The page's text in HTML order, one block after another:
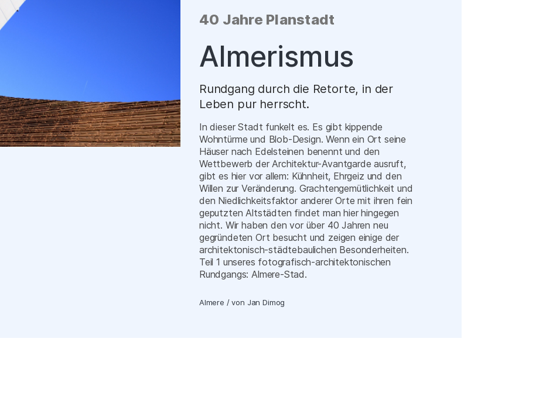
40 Jahre Planstadt
Almerismus
Rundgang durch die Retorte, in der
Leben pur herrscht.
In dieser Stadt funkelt es. Es gibt kippende
Wohntürme und Blob-Design. Wenn ein Ort seine
Häuser nach Edelsteinen benennt und den
Wettbewerb der Architektur-Avantgarde ausruft,
gibt es hier vor allem: Kühnheit, Ehrgeiz und den
Willen zur Veränderung. Grachtengemütlichkeit und
den Niedlichkeitsfaktor anderer Orte mit ihren fein
geputzten Altstädten findet man hier hingegen
nicht. Wir haben den vor über 40 Jahren neu
gegründeten Ort besucht und zeigen einige der
architektonisch-städtebaulichen Besonderheiten.
Teil 1 unseres fotografisch-architektonischen
Rundgangs: Almere-Stad.
Almere /von Jan Dimog